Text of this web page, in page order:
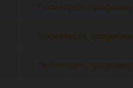
Посмотреть программу
Посмотреть программу
Посмотреть программу